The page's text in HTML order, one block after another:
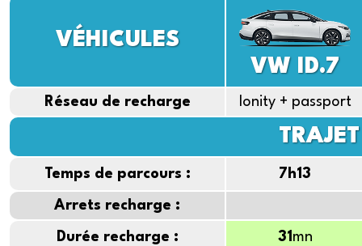
VÉHICULES
VW ID.7
Réseau de recharge Ionity + passport
Temps de parcours : 7h13
Arrets recharge :
Durée recharge : 31 mn